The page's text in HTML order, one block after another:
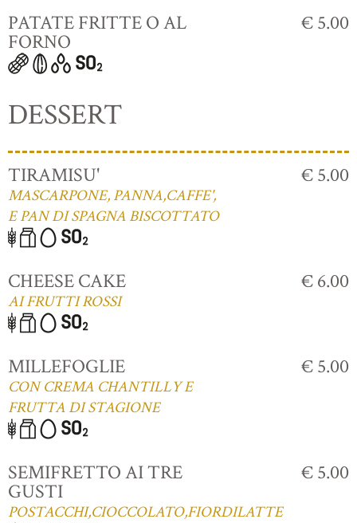
PATATE FRITTE O AL
FORNO
€ 5.00
DESSERT
TIRAMISU'
MASCARPONE, PANNA,CAFFE',
E PAN DI SPAGNA BISCOTTATO
€ 5.00
CHEESE CAKE
AI FRUTTI ROSSI
€ 6.00
MILLEFOGLIE
CON CREMA CHANTILLY E
FRUTTA DI STAGIONE
€ 5.00
SEMIFRETTO AI TRE
GUSTI
POSTACCHI,CIOCCOLATO,FIORDILATTE
€ 5.00